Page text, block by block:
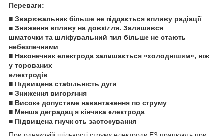
Переваги:
■ Зварювальник більше не піддається впливу радіації
■ Зниження впливу на довкілля. Залишився
шматочки та шліфувальний пил більше не стають
небезпечними
■ Наконечник електрода залишається «холоднішим», ніж
у торованих
електродів
■ Підвищена стабільність дуги
■ Зниження вигоряння
■ Високе допустиме навантаження по струму
■ Менша деградація кінчика електрода
■ Підвищена гнучкість застосування
При однаковій щільності струму електроди E3 працюють при